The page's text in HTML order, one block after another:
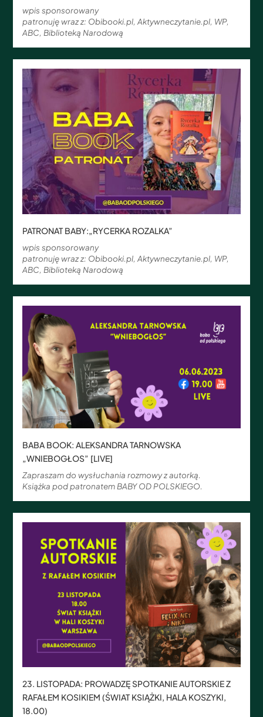
wpis sponsorowany
patronuję wraz z: Obibooki.pl, Aktywneczytanie.pl, WP,
ABC, Biblioteką Narodową
PATRONAT BABY:„RYCERKA ROZALKA”
wpis sponsorowany
patronuję wraz z: Obibooki.pl, Aktywneczytanie.pl, WP,
ABC, Biblioteką Narodową
BABA BOOK: ALEKSANDRA TARNOWSKA
„WNIEBOGŁOS” [LIVE]
Zapraszam do wysłuchania rozmowy z autorką.
Książka pod patronatem BABY OD POLSKIEGO.
23. LISTOPADA: PROWADZĘ SPOTKANIE AUTORSKIE Z
RAFAŁEM KOSIKIEM (ŚWIAT KSIĄŻKI, HALA KOSZYKI,
18.00)